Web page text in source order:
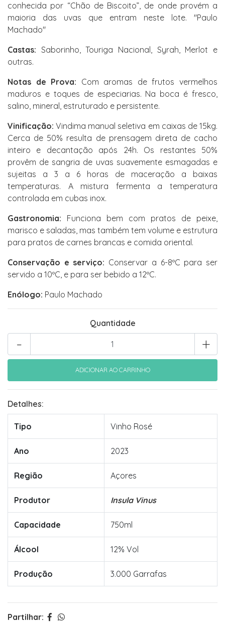
conhecida por “Chão de Biscoito”, de onde provém a
maioria das uvas que entram neste lote. "Paulo
Machado"
Castas: Saborinho, Touriga Nacional, Syrah, Merlot e
outras.
Notas de Prova: Com aromas de frutos vermelhos
maduros e toques de especiarias. Na boca é fresco,
salino, mineral, estruturado e persistente.
Vinificação: Vindima manual seletiva em caixas de 15kg.
Cerca de 50% resulta de prensagem direta de cacho
inteiro e decantação após 24h. Os restantes 50%
provêm de sangria de uvas suavemente esmagadas e
sujeitas a 3 a 6 horas de maceração a baixas
temperaturas. A mistura fermenta a temperatura
controlada em cubas inox.
Gastronomia: Funciona bem com pratos de peixe,
marisco e saladas, mas também tem volume e estrutura
para pratos de carnes brancas e comida oriental.
Conservação e serviço: Conservar a 6-8ºC para ser
servido a 10ºC, e para ser bebido a 12ºC.
Enólogo: Paulo Machado
Quantidade
+
-
Detalhes:
Tipo Vinho Rosé
Ano 2023
Região Açores
Produtor Insula Vinus
Capacidade 750ml
Álcool 12% Vol
Produção 3.000 Garrafas
Partilhar: